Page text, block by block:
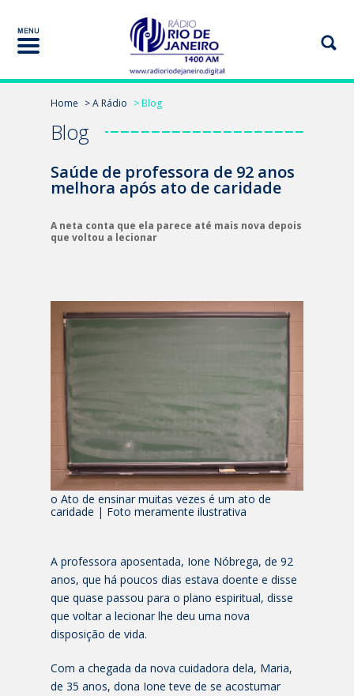
Home > A Rádio > Blog
Blog
Saúde de professora de 92 anos
melhora após ato de caridade
A neta conta que ela parece até mais nova depois
que voltou a lecionar
o Ato de ensinar muitas vezes é um ato de
caridade | Foto meramente ilustrativa
A professora aposentada, Ione Nóbrega, de 92
anos, que há poucos dias estava doente e disse
que quase passou para o plano espiritual, disse
que voltar a lecionar lhe deu uma nova
disposição de vida.
Com a chegada da nova cuidadora dela, Maria,
de 35 anos, dona Ione teve de se acostumar